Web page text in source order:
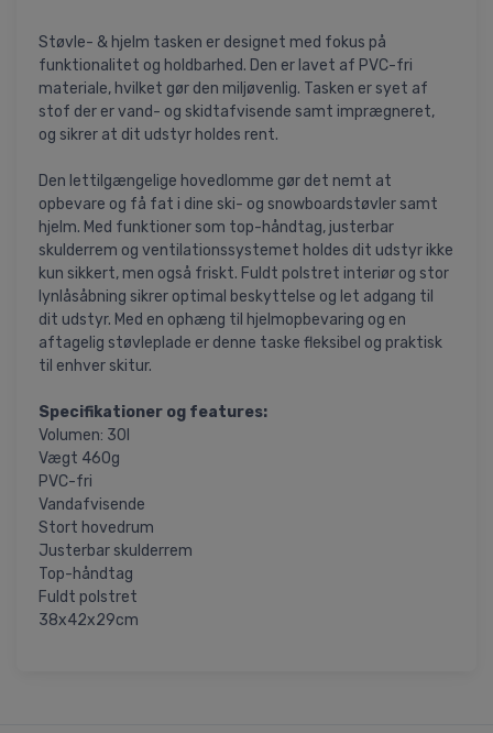
Støvle- & hjelm tasken er designet med fokus på
funktionalitet og holdbarhed. Den er lavet af PVC-fri
materiale, hvilket gør den miljøvenlig. Tasken er syet af
stof der er vand- og skidtafvisende samt imprægneret,
og sikrer at dit udstyr holdes rent.
Den lettilgængelige hovedlomme gør det nemt at
opbevare og få fat i dine ski- og snowboardstøvler samt
hjelm. Med funktioner som top-håndtag, justerbar
skulderrem og ventilationssystemet holdes dit udstyr ikke
kun sikkert, men også friskt. Fuldt polstret interiør og stor
lynlåsåbning sikrer optimal beskyttelse og let adgang til
dit udstyr. Med en ophæng til hjelmopbevaring og en
aftagelig støvleplade er denne taske fleksibel og praktisk
til enhver skitur.
Specifikationer og features:
Volumen: 30l
Vægt 460g
PVC-fri
Vandafvisende
Stort hovedrum
Justerbar skulderrem
Top-håndtag
Fuldt polstret
38x42x29cm